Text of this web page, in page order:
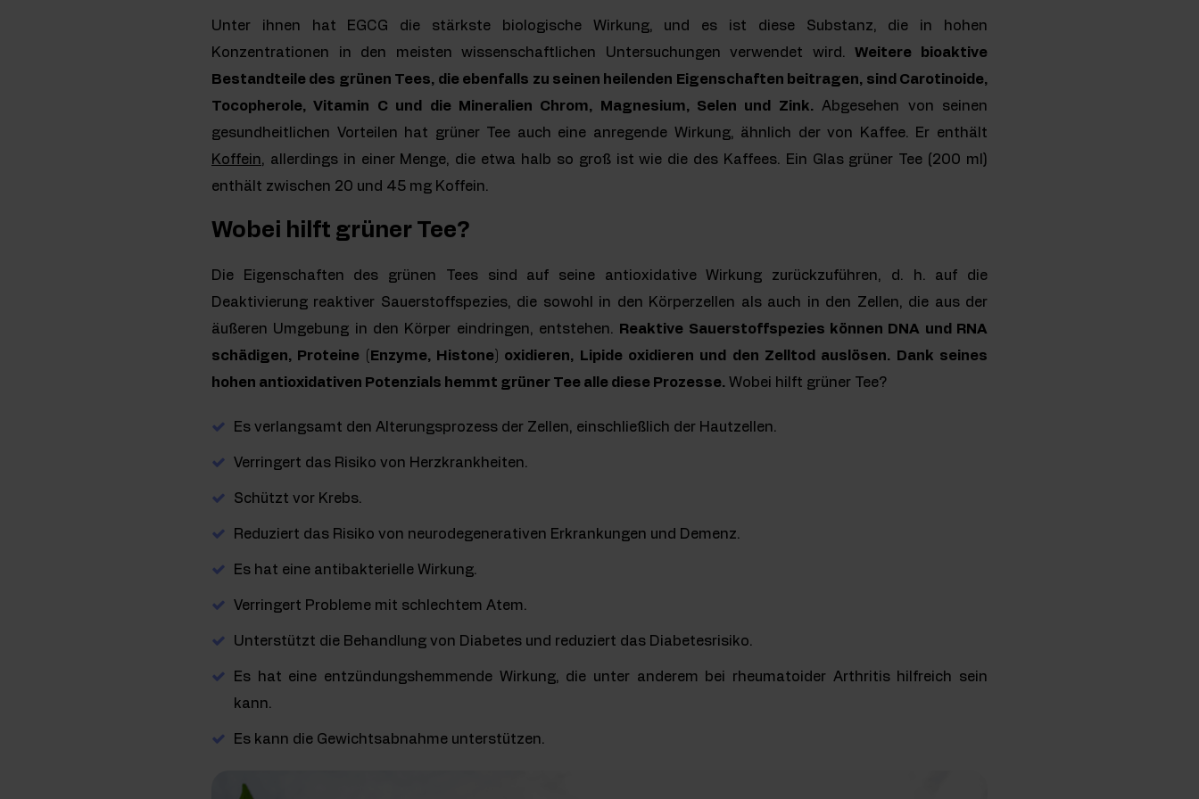
Unter ihnen hat EGCG die stärkste biologische Wirkung, und es ist diese Substanz, die in hohen
Konzentrationen in den meisten wissenschaftlichen Untersuchungen verwendet wird.Weitere bioaktive
Bestandteile des grünen Tees, die ebenfalls zu seinen heilenden Eigenschaften beitragen, sind Carotinoide,
Tocopherole, Vitamin C und die Mineralien Chrom, Magnesium, Selen und Zink.Abgesehen von seinen
gesundheitlichen Vorteilen hat grüner Tee auch eine anregende Wirkung, ähnlich der von Kaffee. Er enthält
Koffein, allerdings in einer Menge, die etwa halb so groß ist wie die des Kaffees. Ein Glas grüner Tee (200 ml)
enthält zwischen 20 und 45 mg Koffein.
Wobei hilft grüner Tee?
Die Eigenschaften des grünen Tees sind auf seine antioxidative Wirkung zurückzuführen, d. h. auf die
Deaktivierung reaktiver Sauerstoffspezies, die sowohl in den Körperzellen als auch in den Zellen, die aus der
äußeren Umgebung in den Körper eindringen, entstehen.
Reaktive Sauerstoffspezies können DNA und RNA
schädigen, Proteine (Enzyme, Histone) oxidieren, Lipide oxidieren und den Zelltod auslösen. Dank seines
hohen antioxidativen Potenzials hemmt grüner Tee alle diese Prozesse. Wobei hilft grüner Tee?
Es verlangsamt den Alterungsprozess der Zellen, einschließlich der Hautzellen.
Verringert das Risiko von Herzkrankheiten.
Schützt vor Krebs.
Reduziert das Risiko von neurodegenerativen Erkrankungen und Demenz.
Es hat eine antibakterielle Wirkung.
Verringert Probleme mit schlechtem Atem.
Unterstützt die Behandlung von Diabetes und reduziert das Diabetesrisiko.
Es hat eine entzündungshemmende Wirkung, die unter anderem bei rheumatoider Arthritis hilfreich sein
kann.
Es kann die Gewichtsabnahme unterstützen.